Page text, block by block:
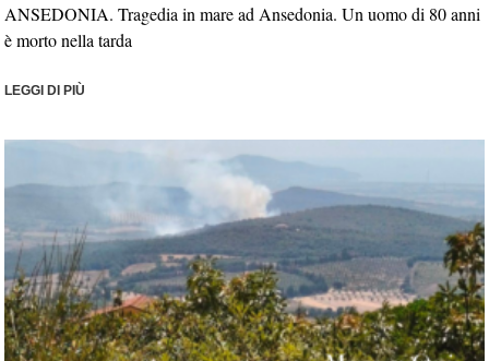
ANSEDONIA. Tragedia in mare ad Ansedonia. Un uomo di 80 anni
è morto nella tarda
LEGGI DI PIÙ